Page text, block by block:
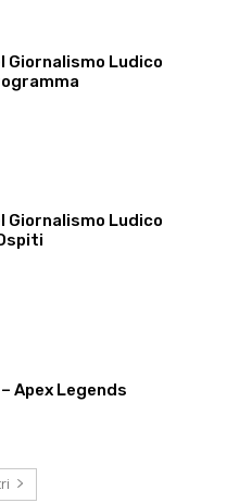
Giornalismo Ludico
Giornalismo Ludico
Apex Legends